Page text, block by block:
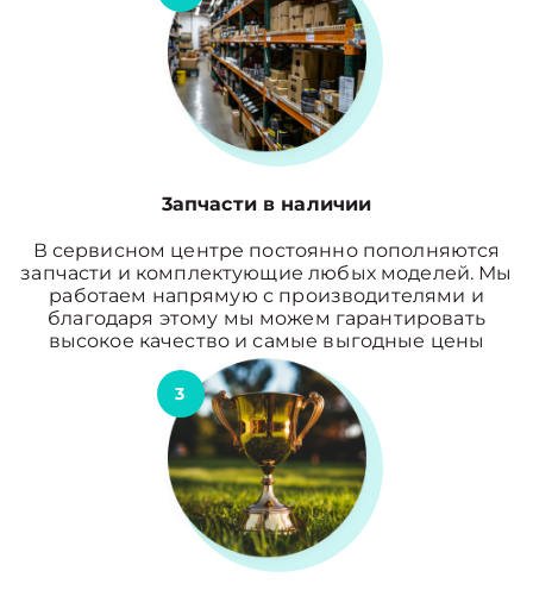
3апчасти в наличии
В сервисном центре постоянно пополняются
запчасти и комплектующие любых моделей. Мы
работаем напрямую с производителями и
благодаря этому мы можем гарантировать
высокое качество и самые выгодные цены
3